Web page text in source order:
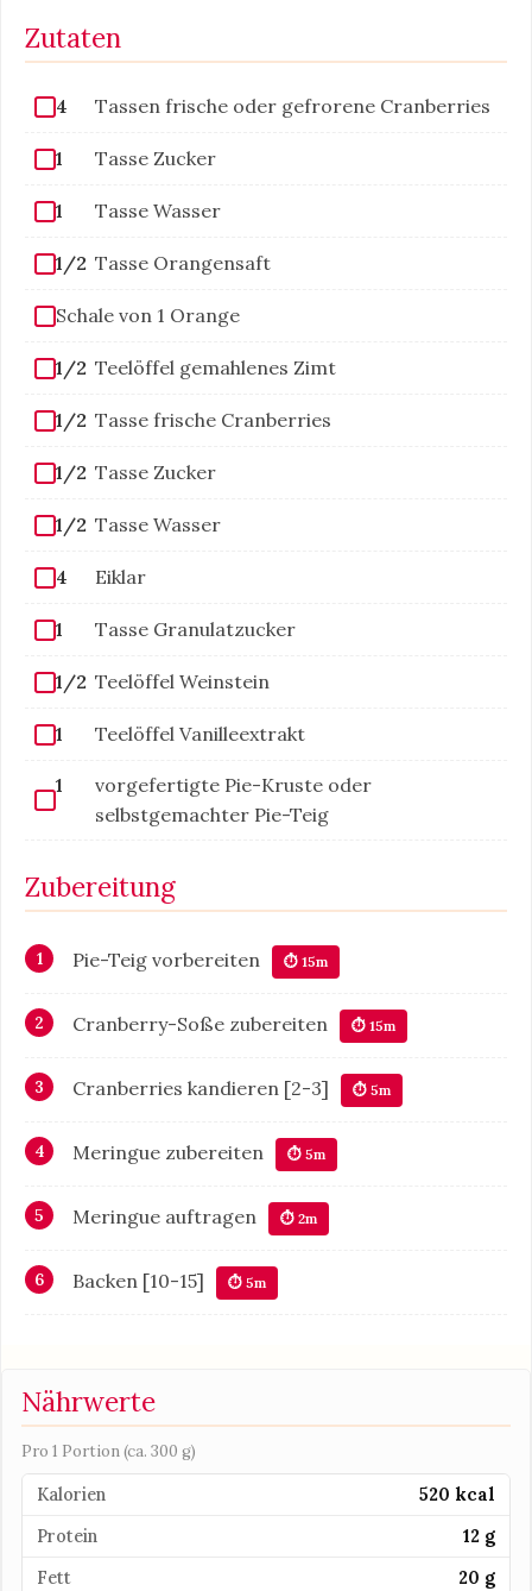
Zutaten
4 Tassen frische oder gefrorene Cranberries
1 Tasse Zucker
1 Tasse Wasser
1/2 Tasse Orangensaft
Schale von 1 Orange
1/2 Teelöffel gemahlenes Zimt
1/2 Tasse frische Cranberries
1/2 Tasse Zucker
1/2 Tasse Wasser
4 Eiklar
1 Tasse Granulatzucker
1/2 Teelöffel Weinstein
1 Teelöffel Vanilleextrakt
1
vorgefertigte Pie-Kruste oder
selbstgemachter Pie-Teig
Zubereitung
Pie-Teig vorbereiten ⏱ 15m
Cranberry-Soße zubereiten ⏱ 15m
Cranberries kandieren [2-3] ⏱ 5m
Meringue zubereiten ⏱ 5m
Meringue auftragen ⏱ 2m
Backen [10-15] ⏱ 5m
Nährwerte
Pro 1 Portion (ca. 300 g)
Kalorien
520 kcal
Protein
12 g
Fett
20 g